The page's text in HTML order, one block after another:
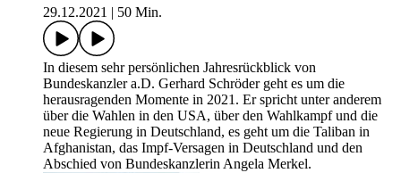
29.12.2021
50 Min.
In diesem sehr persönlichen Jahresrückblick von
Bundeskanzler a.D. Gerhard Schröder geht es um die
herausragenden Momente in 2021. Er spricht unter anderem
über die Wahlen in den USA, über den Wahlkampf und die
neue Regierung in Deutschland, es geht um die Taliban in
Afghanistan, das Impf-Versagen in Deutschland und den
Abschied von Bundeskanzlerin Angela Merkel.